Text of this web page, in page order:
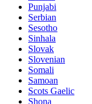
Punjabi
Serbian
Sesotho
Sinhala
Slovak
Slovenian
Somali
Samoan
Scots Gaelic
Shona